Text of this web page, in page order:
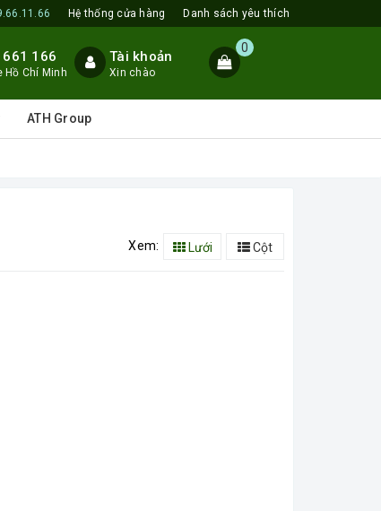
Hệ thống cửa hàng Danh sách yêu thích
166
Hồ Chí Minh
Tài khoản
Xin chào
0
ATH Group
Xem: Lưới Cột